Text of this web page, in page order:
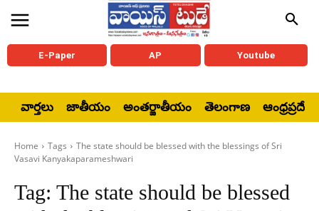
E-Paper AP Youtube
వార్తలు జాతీయం అంతర్జాతీయం తెలంగాణ ఆంధ్రప్రదేశ్
Home Tags
The state should be blessed with the blessings of Sri
Vasavi Kanyakaparameshwari
Tag: The state should be blessed